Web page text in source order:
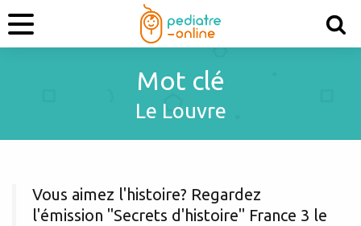
Mot clé
Le Louvre
Vous aimez l'histoire? Regardez
l'émission "Secrets d'histoire" France 3 le